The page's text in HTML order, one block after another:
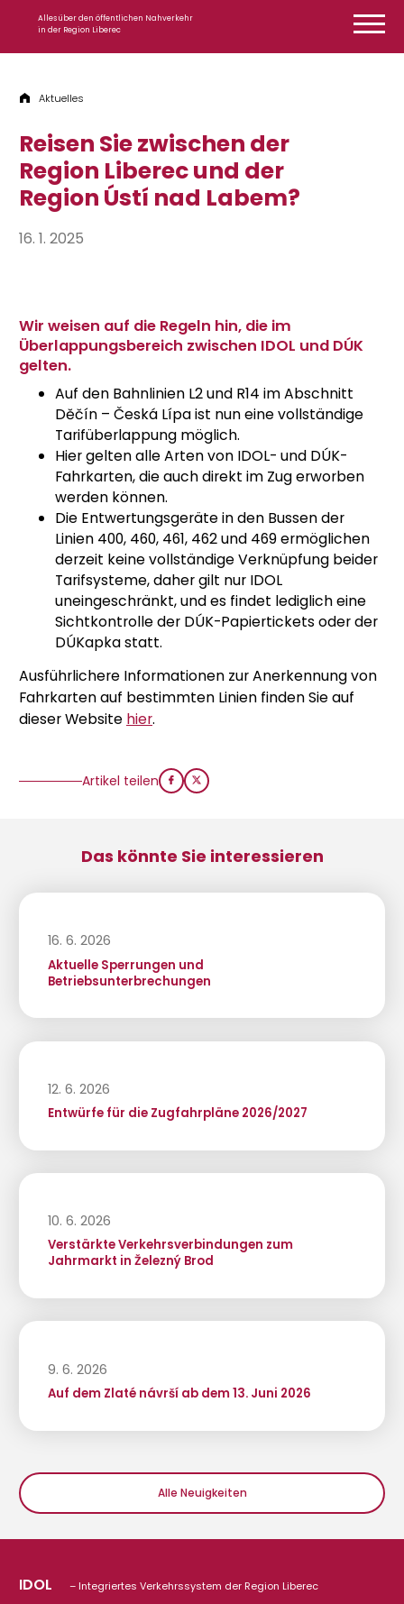
Alles über den öffentlichen Nahverkehr
in der Region Liberec
Aktuelles
Reisen Sie zwischen der
Region Liberec und der
Region Ústí nad Labem?
16. 1. 2025
Wir weisen auf die Regeln hin, die im
Überlappungsbereich zwischen IDOL und DÚK
gelten.
Auf den Bahnlinien L2 und R14 im Abschnitt
Děčín – Česká Lípa ist nun eine vollständige
Tarifüberlappung möglich.
Hier gelten alle Arten von IDOL- und DÚK-
Fahrkarten, die auch direkt im Zug erworben
werden können.
Die Entwertungsgeräte in den Bussen der
Linien 400, 460, 461, 462 und 469 ermöglichen
derzeit keine vollständige Verknüpfung beider
Tarifsysteme, daher gilt nur IDOL
uneingeschränkt, und es findet lediglich eine
Sichtkontrolle der DÚK-Papiertickets oder der
DÚKapka statt.
Ausführlichere Informationen zur Anerkennung von
Fahrkarten auf bestimmten Linien finden Sie auf
dieser Website hier.
Artikel teilen
Das könnte Sie interessieren
16. 6. 2026
Aktuelle Sperrungen und
Betriebsunterbrechungen
12. 6. 2026
Entwürfe für die Zugfahrpläne 2026/2027
10. 6. 2026
Verstärkte Verkehrsverbindungen zum
Jahrmarkt in Železný Brod
9. 6. 2026
Auf dem Zlaté návrší ab dem 13. Juni 2026
Alle Neuigkeiten
IDOL – Integriertes Verkehrssystem der Region Liberec